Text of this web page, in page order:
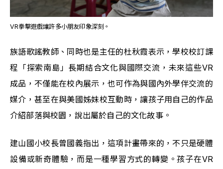
VR拳擊遊戲讓許多小朋友印象深刻。
族語歌謠教師、同時也是主任的杜秋霞表示，學校校訂課
程「探索南島」長期結合文化與國際交流，未來這些VR
成品，不僅能在校內展示，也可作為與國內外學伴交流的
媒介，甚至在與美國姊妹校互動時，讓孩子用自己的作品
介紹部落與校園，說出屬於自己的文化故事。
建山國小校長曾國義指出，這項計畫帶來的，不只是硬體
設備或新奇體驗，而是一種學習方式的轉變。孩子在VR